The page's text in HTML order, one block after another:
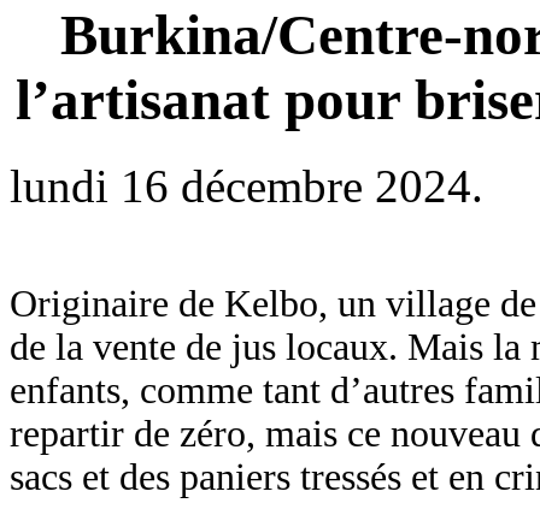
Burkina/Centre-
l’artisanat pour
lundi 16 décembre 2024.
Originaire de Kelbo, un village
de la vente de jus locaux. Mais la
enfants, comme tant d’autres
repartir de zéro, mais ce
sacs et des paniers tressés et en